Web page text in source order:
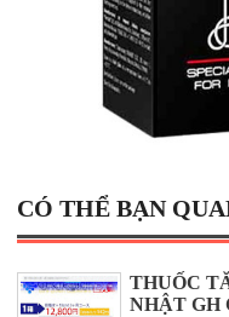
CÓ THỂ BẠN
THUỐC
NHẬT GH